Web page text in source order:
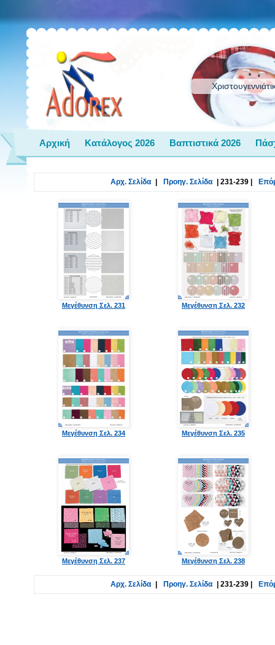
Αρχική Κατάλογος 2026 Βαπτιστικά 2026
Αρχ. Σελίδα Προηγ. Σελίδα 231-239
Μεγέθυνση Σελ. 231 Μεγέθυνση Σελ. 232
Μεγέθυνση Σελ. 234 Μεγέθυνση Σελ. 235
Μεγέθυνση Σελ. 237 Μεγέθυνση Σελ. 238
Αρχ. Σελίδα Προηγ. Σελίδα 231-239